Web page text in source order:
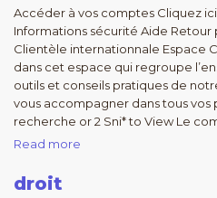
Accéder à vos comptes Cliquez
Informations sécurité Aide Retour
Clientèle internationnale Espace
dans cet espace qui regroupe
outils et conseils pratiques de
vous accompagner dans tous vos
recherche or 2 Sni* to View Le
Read more
droit